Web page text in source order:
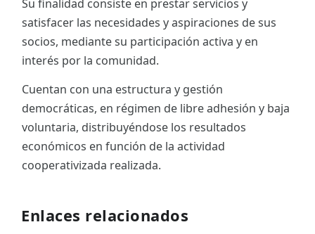
Su finalidad consiste en prestar servicios y
satisfacer las necesidades y aspiraciones de sus
socios, mediante su participación activa y en
interés por la comunidad.
Cuentan con una estructura y gestión
democráticas, en régimen de libre adhesión y baja
voluntaria, distribuyéndose los resultados
económicos en función de la actividad
cooperativizada realizada.
Enlaces relacionados